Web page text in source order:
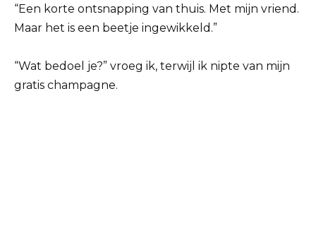
“Een korte ontsnapping van thuis. Met mijn vriend.
Maar het is een beetje ingewikkeld.”
“Wat bedoel je?” vroeg ik, terwijl ik nipte van mijn
gratis champagne.